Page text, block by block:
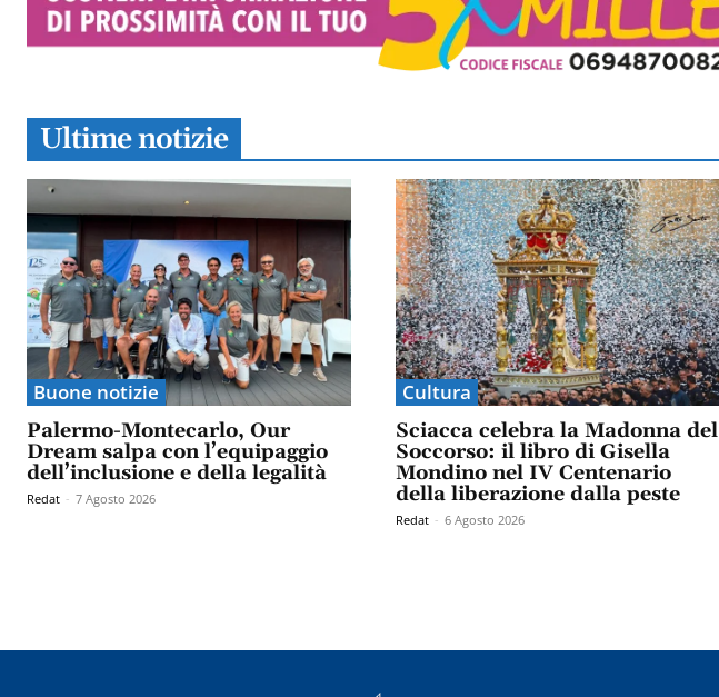
Ultime notizie
Buone notizie
Palermo-Montecarlo, Our
Dream salpa con l’equipaggio
dell’inclusione e della legalità
Redat - 7 Agosto 2026
Cultura
Sciacca celebra la Madonna del
Soccorso: il libro di Gisella
Mondino nel IV Centenario
della liberazione dalla peste
Redat - 6 Agosto 2026